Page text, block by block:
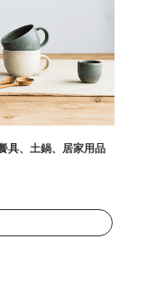
具、土鍋、居家用品